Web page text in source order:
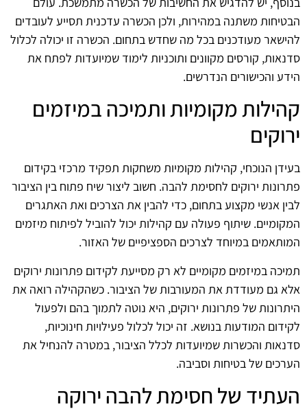
הבטיחות משתנה במהירות, ולכן הכשרה עדכנית תסייע לעובדים
להישאר מעודכנים בכל מה שחדש בתחום. הכשרה זו יכולה לכלול
סדנאות, קורסים מקוונים ותוכניות לימוד שמיועדות לפתח את
הידע והכישורים הנדרשים.
קהילות מקומיות ותמיכה במיזמים
ירוקים
בעידן הנוכחי, קהילות מקומיות משחקות תפקיד מרכזי בקידום
פתרונות ירוקים לחסימת להבה. חשוב ליצור שיח פתוח בין הציבור
לבין אנשי מקצוע בתחום, כדי להבין את הצרכים ואת האתגרים
המקומיים. שיתוף פעולה עם קהילות יכול להוביל לפיתוח מיזמים
המותאמים במיוחד לצרכים הספציפיים של האזור.
תמיכה במיזמים מקומיים לא רק מסייעת לקידום פתרונות ירוקים
אלא גם מעודדת את המעורבות של הציבור. כשהקהילה רואה את
היתרונות של פתרונות ירוקים, היא נוטה לתמוך בהם ולפעול
לקידום המודעות בנושא. זה יכול לכלול פעילויות חינוכיות,
סדנאות והכשרות שמיועדות לכלל הציבור, במטרה להנחיל את
הערכים של בטיחות וסביבה.
העתיד של חסימת להבה ירוקה